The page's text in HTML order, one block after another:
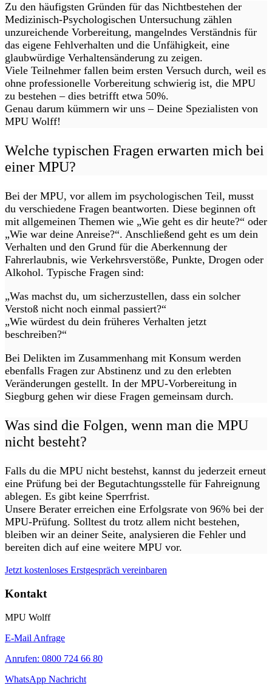
Zu den häufigsten Gründen für das Nichtbestehen der
Medizinisch-Psychologischen Untersuchung zählen
unzureichende Vorbereitung, mangelndes Verständnis für
das eigene Fehlverhalten und die Unfähigkeit, eine
glaubwürdige Verhaltensänderung zu zeigen.
Viele Teilnehmer fallen beim ersten Versuch durch, weil es
ohne professionelle Vorbereitung schwierig ist, die MPU
zu bestehen – dies betrifft etwa 50%.
Genau darum kümmern wir uns – Deine Spezialisten von
MPU Wolff!
Welche typischen Fragen erwarten mich bei
einer MPU?
Bei der MPU, vor allem im psychologischen Teil, musst
du verschiedene Fragen beantworten. Diese beginnen oft
mit allgemeinen Themen wie „Wie geht es dir heute?“ oder
„Wie war deine Anreise?“. Anschließend geht es um dein
Verhalten und den Grund für die Aberkennung der
Fahrerlaubnis, wie Verkehrsverstöße, Punkte, Drogen oder
Alkohol. Typische Fragen sind:
„Was machst du, um sicherzustellen, dass ein solcher
Verstoß nicht noch einmal passiert?“
„Wie würdest du dein früheres Verhalten jetzt
beschreiben?“
Bei Delikten im Zusammenhang mit Konsum werden
ebenfalls Fragen zur Abstinenz und zu den erlebten
Veränderungen gestellt. In der MPU-Vorbereitung in
Siegburg gehen wir diese Fragen gemeinsam durch.
Was sind die Folgen, wenn man die MPU
nicht besteht?
Falls du die MPU nicht bestehst, kannst du jederzeit erneut
eine Prüfung bei der Begutachtungsstelle für Fahreignung
ablegen. Es gibt keine Sperrfrist.
Unsere Berater erreichen eine Erfolgsrate von 96% bei der
MPU-Prüfung. Solltest du trotz allem nicht bestehen,
bleiben wir an deiner Seite, analysieren die Fehler und
bereiten dich auf eine weitere MPU vor.
Jetzt kostenloses Erstgespräch vereinbaren
Kontakt
MPU Wolff
E-Mail Anfrage
Anrufen: 0800 724 66 80
WhatsApp Nachricht